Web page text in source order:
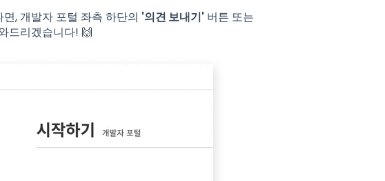
, 개발자 포털 좌측 하단의 '의견 보내기' 버튼 또는
드리겠습니다! 🙌